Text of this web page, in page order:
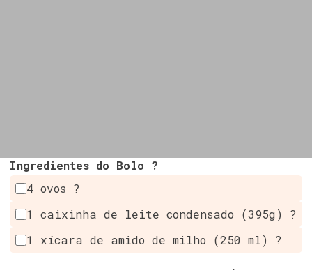
Ingredientes do Bolo ?
4 ovos ?
1 caixinha de leite condensado (395g) ?
1 xícara de amido de milho (250 ml) ?